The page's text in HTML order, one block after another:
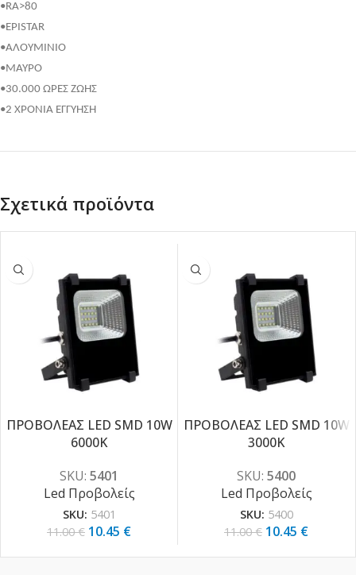
•RA>80
•EPISTAR
•ΑΛΟΥΜΙΝΙΟ
•ΜΑΥΡΟ
•30.000 ΩΡΕΣ ΖΩΗΣ
•2 ΧΡΟΝΙΑ ΕΓΓΥΗΣΗ
Σχετικά προϊόντα
-5%
ΠΡΟΒΟΛΕAΣ LED SMD 10W
6000K
SKU: 5401
Led Προβολείς
SKU: 5401
11.00€ 10.45 €
-5%
ΠΡΟΒΟΛΕAΣ LED SMD 10W
3000K
SKU: 5400
Led Προβολείς
SKU: 5400
11.00€ 10.45 €